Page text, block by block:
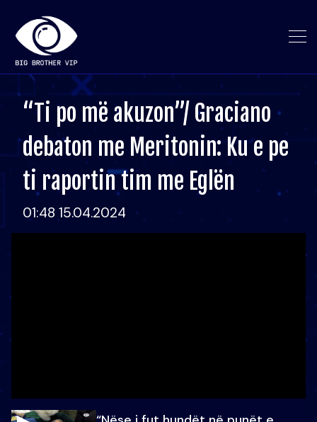
“Ti po më akuzon”/ Graciano
debaton me Meritonin: Ku e pe
ti raportin tim me Eglën
01:48 15.04.2024